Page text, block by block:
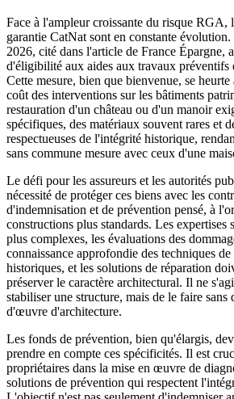
Face à l'ampleur croissante du risque RGA,
garantie CatNat sont en constante
2026, cité dans l'article de France Épargne,
d'éligibilité aux aides aux travaux préventifs
Cette mesure, bien que bienvenue, se
coût des interventions sur les bâtiments
restauration d'un château ou d'un manoir
spécifiques, des matériaux souvent rares et
respectueuses de l'intégrité historique,
sans commune mesure avec ceux d'une
Le défi pour les assureurs et les autorités
nécessité de protéger ces biens avec les
d'indemnisation et de prévention pensé, à
constructions plus standards. Les expertises
plus complexes, les évaluations des
connaissance approfondie des techniques
historiques, et les solutions de réparation
préserver le caractère architectural. Il ne
stabiliser une structure, mais de le faire sans
d'œuvre d'architecture.
Les fonds de prévention, bien qu'élargis,
prendre en compte ces spécificités. Il est
propriétaires dans la mise en œuvre de
solutions de prévention qui respectent